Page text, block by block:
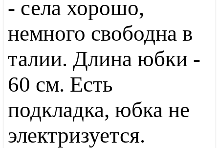
- села хорошо,
немного свободна в
талии. Длина юбки -
60 см. Есть
подкладка, юбка не
электризуется.